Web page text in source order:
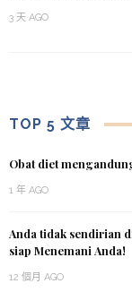
3 天 AGO
TOP 5 文章
Obat diet
1 年 AGO
Anda tidak sendirian
siap Menemani Anda!
12 個月 AGO